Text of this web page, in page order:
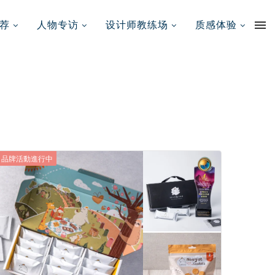
人物专访 设计师教练场 质感体验